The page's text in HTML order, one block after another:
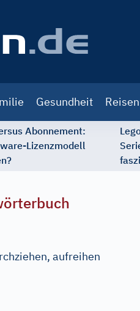
Gesundheit Reisen
Abonnement:
Lizenzmodell
aufreihen